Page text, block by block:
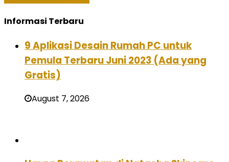
Informasi Terbaru
9 Aplikasi Desain Rumah PC untuk
Pemula Terbaru Juni 2023 (Ada yang
Gratis)
August 7, 2026